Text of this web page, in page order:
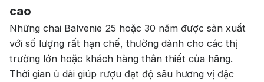
cao
Những chai Balvenie 25 hoặc 30 năm được sản xuất
với số lượng rất hạn chế, thường dành cho các thị
trường lớn hoặc khách hàng thân thiết của hãng.
Thời gian ủ dài giúp rượu đạt độ sâu hương vị đặc